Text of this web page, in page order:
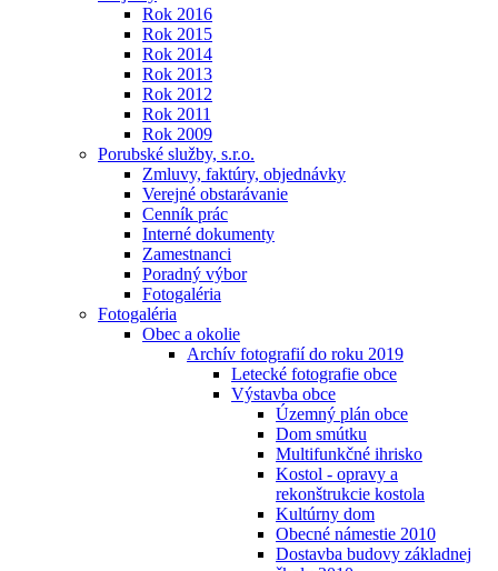
Rok 2016
Rok 2015
Rok 2014
Rok 2013
Rok 2012
Rok 2011
Rok 2009
Porubské služby, s.r.o.
Zmluvy, faktúry, objednávky
Verejné obstarávanie
Cenník prác
Interné dokumenty
Zamestnanci
Poradný výbor
Fotogaléria
Fotogaléria
Obec a okolie
Archív fotografií do roku 2019
Letecké fotografie obce
Výstavba obce
Územný plán obce
Dom smútku
Multifunkčné ihrisko
Kostol - opravy a
rekonštrukcie kostola
Kultúrny dom
Obecné námestie 2010
Dostavba budovy základnej